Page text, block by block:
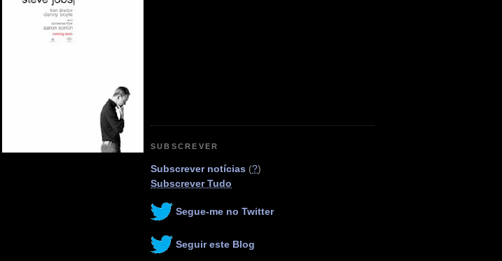
SUBSCREVER
Subscrever notícias (?)
Subscrever Tudo
Segue-me no Twitter
Seguir este Blog